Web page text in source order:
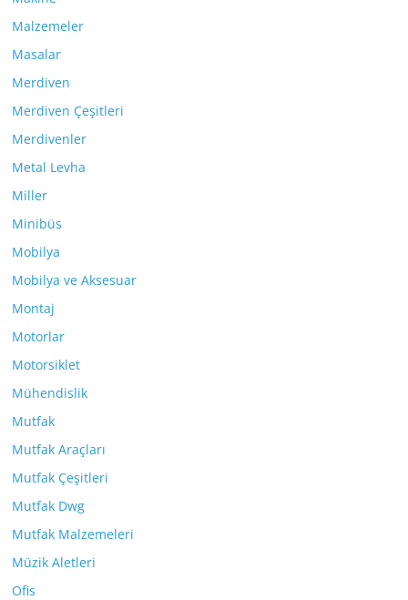
Malzemeler
Masalar
Merdiven
Merdiven Çeşitleri
Merdivenler
Metal Levha
Miller
Minibüs
Mobilya
Mobilya ve Aksesuar
Montaj
Motorlar
Motorsiklet
Mühendislik
Mutfak
Mutfak Araçları
Mutfak Çeşitleri
Mutfak Dwg
Mutfak Malzemeleri
Müzik Aletleri
Ofis